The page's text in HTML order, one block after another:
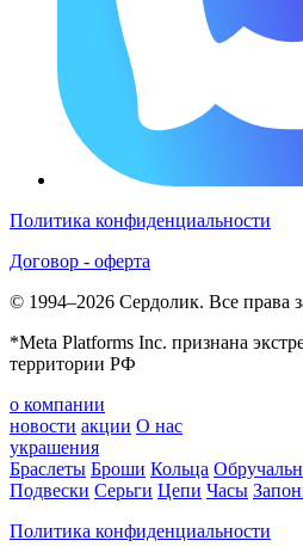
Политика конфиденциальности
Договор - оферта
© 1994–2026 Сердолик. Все права
*Meta Platforms Inc. признана
территории РФ
о компании
новости акции О нас
украшения
Браслеты Броши Кольца
Подвески Серьги Цепи Часы
Политика конфиденциальности